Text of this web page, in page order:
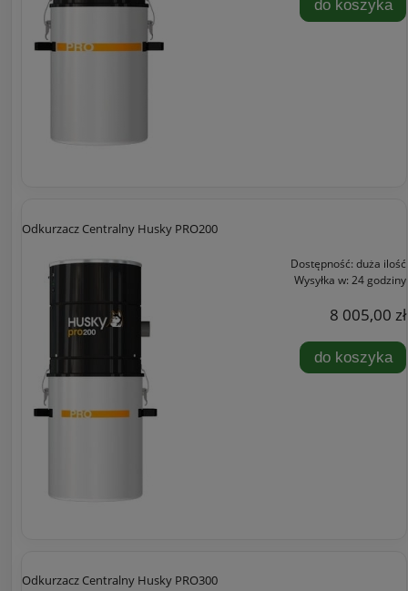
do koszyka
Odkurzacz Centralny Husky PRO200
Dostępność: duża ilość
Wysyłka w: 24 godziny
8 005,00 zł
do koszyka
Odkurzacz Centralny Husky PRO300